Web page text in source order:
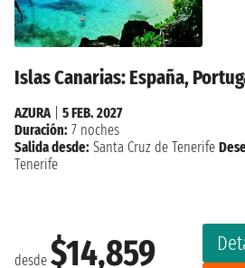
Islas Canarias: España,
desde $14,859
AZURA
5 FEB. 2027
Duración: 7 noches
Salida desde: Santa Cruz de Tenerife
Tenerife